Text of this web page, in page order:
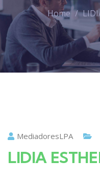
Home
MediadoresLPA
LIDIA